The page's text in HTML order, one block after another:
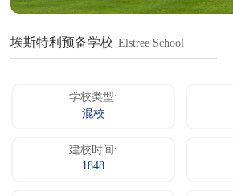
埃斯特利预备学校 Elstree School
学校类型:
混校
建校时间:
1848